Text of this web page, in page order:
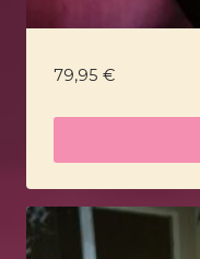
79,95 €